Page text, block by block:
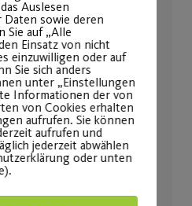
Sportzentrum
Süd
14:00
Sportzentrum
Auslesen
sowie deren
Sie auf „Alle
Einsatz von nicht
einzuwilligen oder auf
Sie sich anders
unter „Einstellungen
Informationen der von
von Cookies erhalten
aufrufen. Sie können
aufrufen und
jederzeit abwählen
oder unten